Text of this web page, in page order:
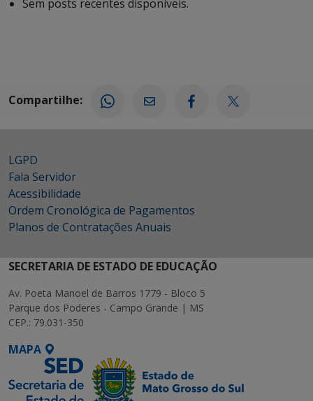
Sem posts recentes disponíveis.
Compartilhe:
LGPD
Fala Servidor
Acessibilidade
Ordem Cronológica de Pagamentos
Planos de Contratações Anuais
SECRETARIA DE ESTADO DE EDUCAÇÃO
Av. Poeta Manoel de Barros 1779 - Bloco 5
Parque dos Poderes - Campo Grande | MS
CEP.: 79.031-350
MAPA